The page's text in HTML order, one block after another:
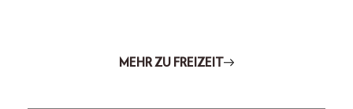
MEHR ZU FREIZEIT